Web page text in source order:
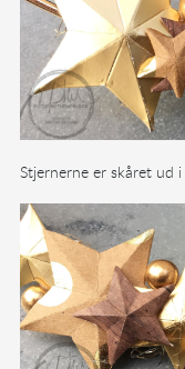
Stjernerne er skåret ud